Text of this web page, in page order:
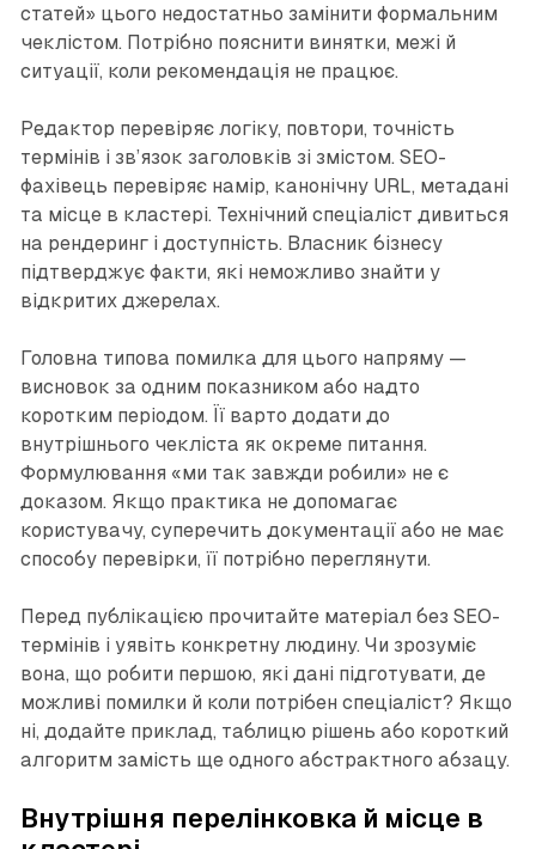
статей» цього недостатньо замінити формальним
чеклістом. Потрібно пояснити винятки, межі й
ситуації, коли рекомендація не працює.
Редактор перевіряє логіку, повтори, точність
термінів і зв’язок заголовків зі змістом. SEO-
фахівець перевіряє намір, канонічну URL, метадані
та місце в кластері. Технічний спеціаліст дивиться
на рендеринг і доступність. Власник бізнесу
підтверджує факти, які неможливо знайти у
відкритих джерелах.
Головна типова помилка для цього напряму —
висновок за одним показником або надто
коротким періодом. Її варто додати до
внутрішнього чекліста як окреме питання.
Формулювання «ми так завжди робили» не є
доказом. Якщо практика не допомагає
користувачу, суперечить документації або не має
способу перевірки, її потрібно переглянути.
Перед публікацією прочитайте матеріал без SEO-
термінів і уявіть конкретну людину. Чи зрозуміє
вона, що робити першою, які дані підготувати, де
можливі помилки й коли потрібен спеціаліст? Якщо
ні, додайте приклад, таблицю рішень або короткий
алгоритм замість ще одного абстрактного абзацу.
Внутрішня перелінковка й місце в